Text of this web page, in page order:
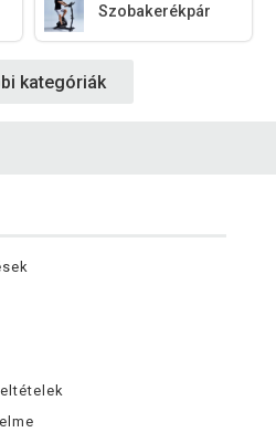
Szobakerékpár
kategóriák